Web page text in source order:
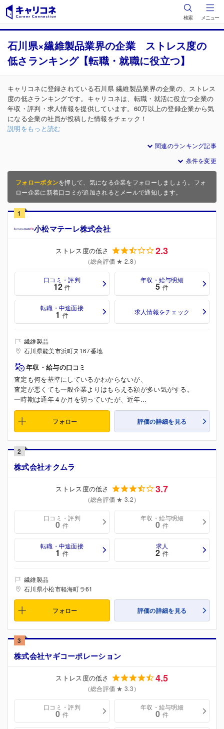
検索 メニュー
石川県×繊維製品業界の企業 ストレス度の
低さランキング【転職・就職に役立つ】
キャリコネに登録されている石川県 繊維製品業界の企業の、ストレス
度の低さランキングです。キャリコネは、転職・就活に役立つ企業の
年収・評判・求人情報を提供しています。60万以上の登録企業から気
になる企業の社員が投稿した情報をチェック！
説明をもっと読む
関連のランキング記事
条件を変更
フォローボタンを押して、気になる企業をフォローしましょう。フォ
ロー企業に新着口コミが追加されるとメールで通知します。
1
小松マテーレ株式会社
ストレス度の低さ 2.3
（総合評価 ★ 2.8）
口コミ・評判
12 件
年収・給与明細
5 件
転職・中途面接
1 件 求人情報をチェック
繊維製品
石川県能美市浜町ヌ167番地
年収・給与の口コミ
査定も何を基準にしているかわからないが、
査定が悪くても一般企業よりはもらえる額が多い気がする。
一時期は通年４か月を切っていたが、近年...
フォロー 評価の詳細を見る
2
株式会社オクムラ
ストレス度の低さ 3.7
（総合評価 ★ 3.2）
口コミ・評判
0 件
年収・給与明細
0 件
転職・中途面接
1 件
求人
2 件
繊維製品
石川県小松市軽海町ラ61
フォロー 評価の詳細を見る
3
株式会社ヤギコーポレーション
ストレス度の低さ 4.5
（総合評価 ★ 3.3）
口コミ・評判
0 件
年収・給与明細
0 件